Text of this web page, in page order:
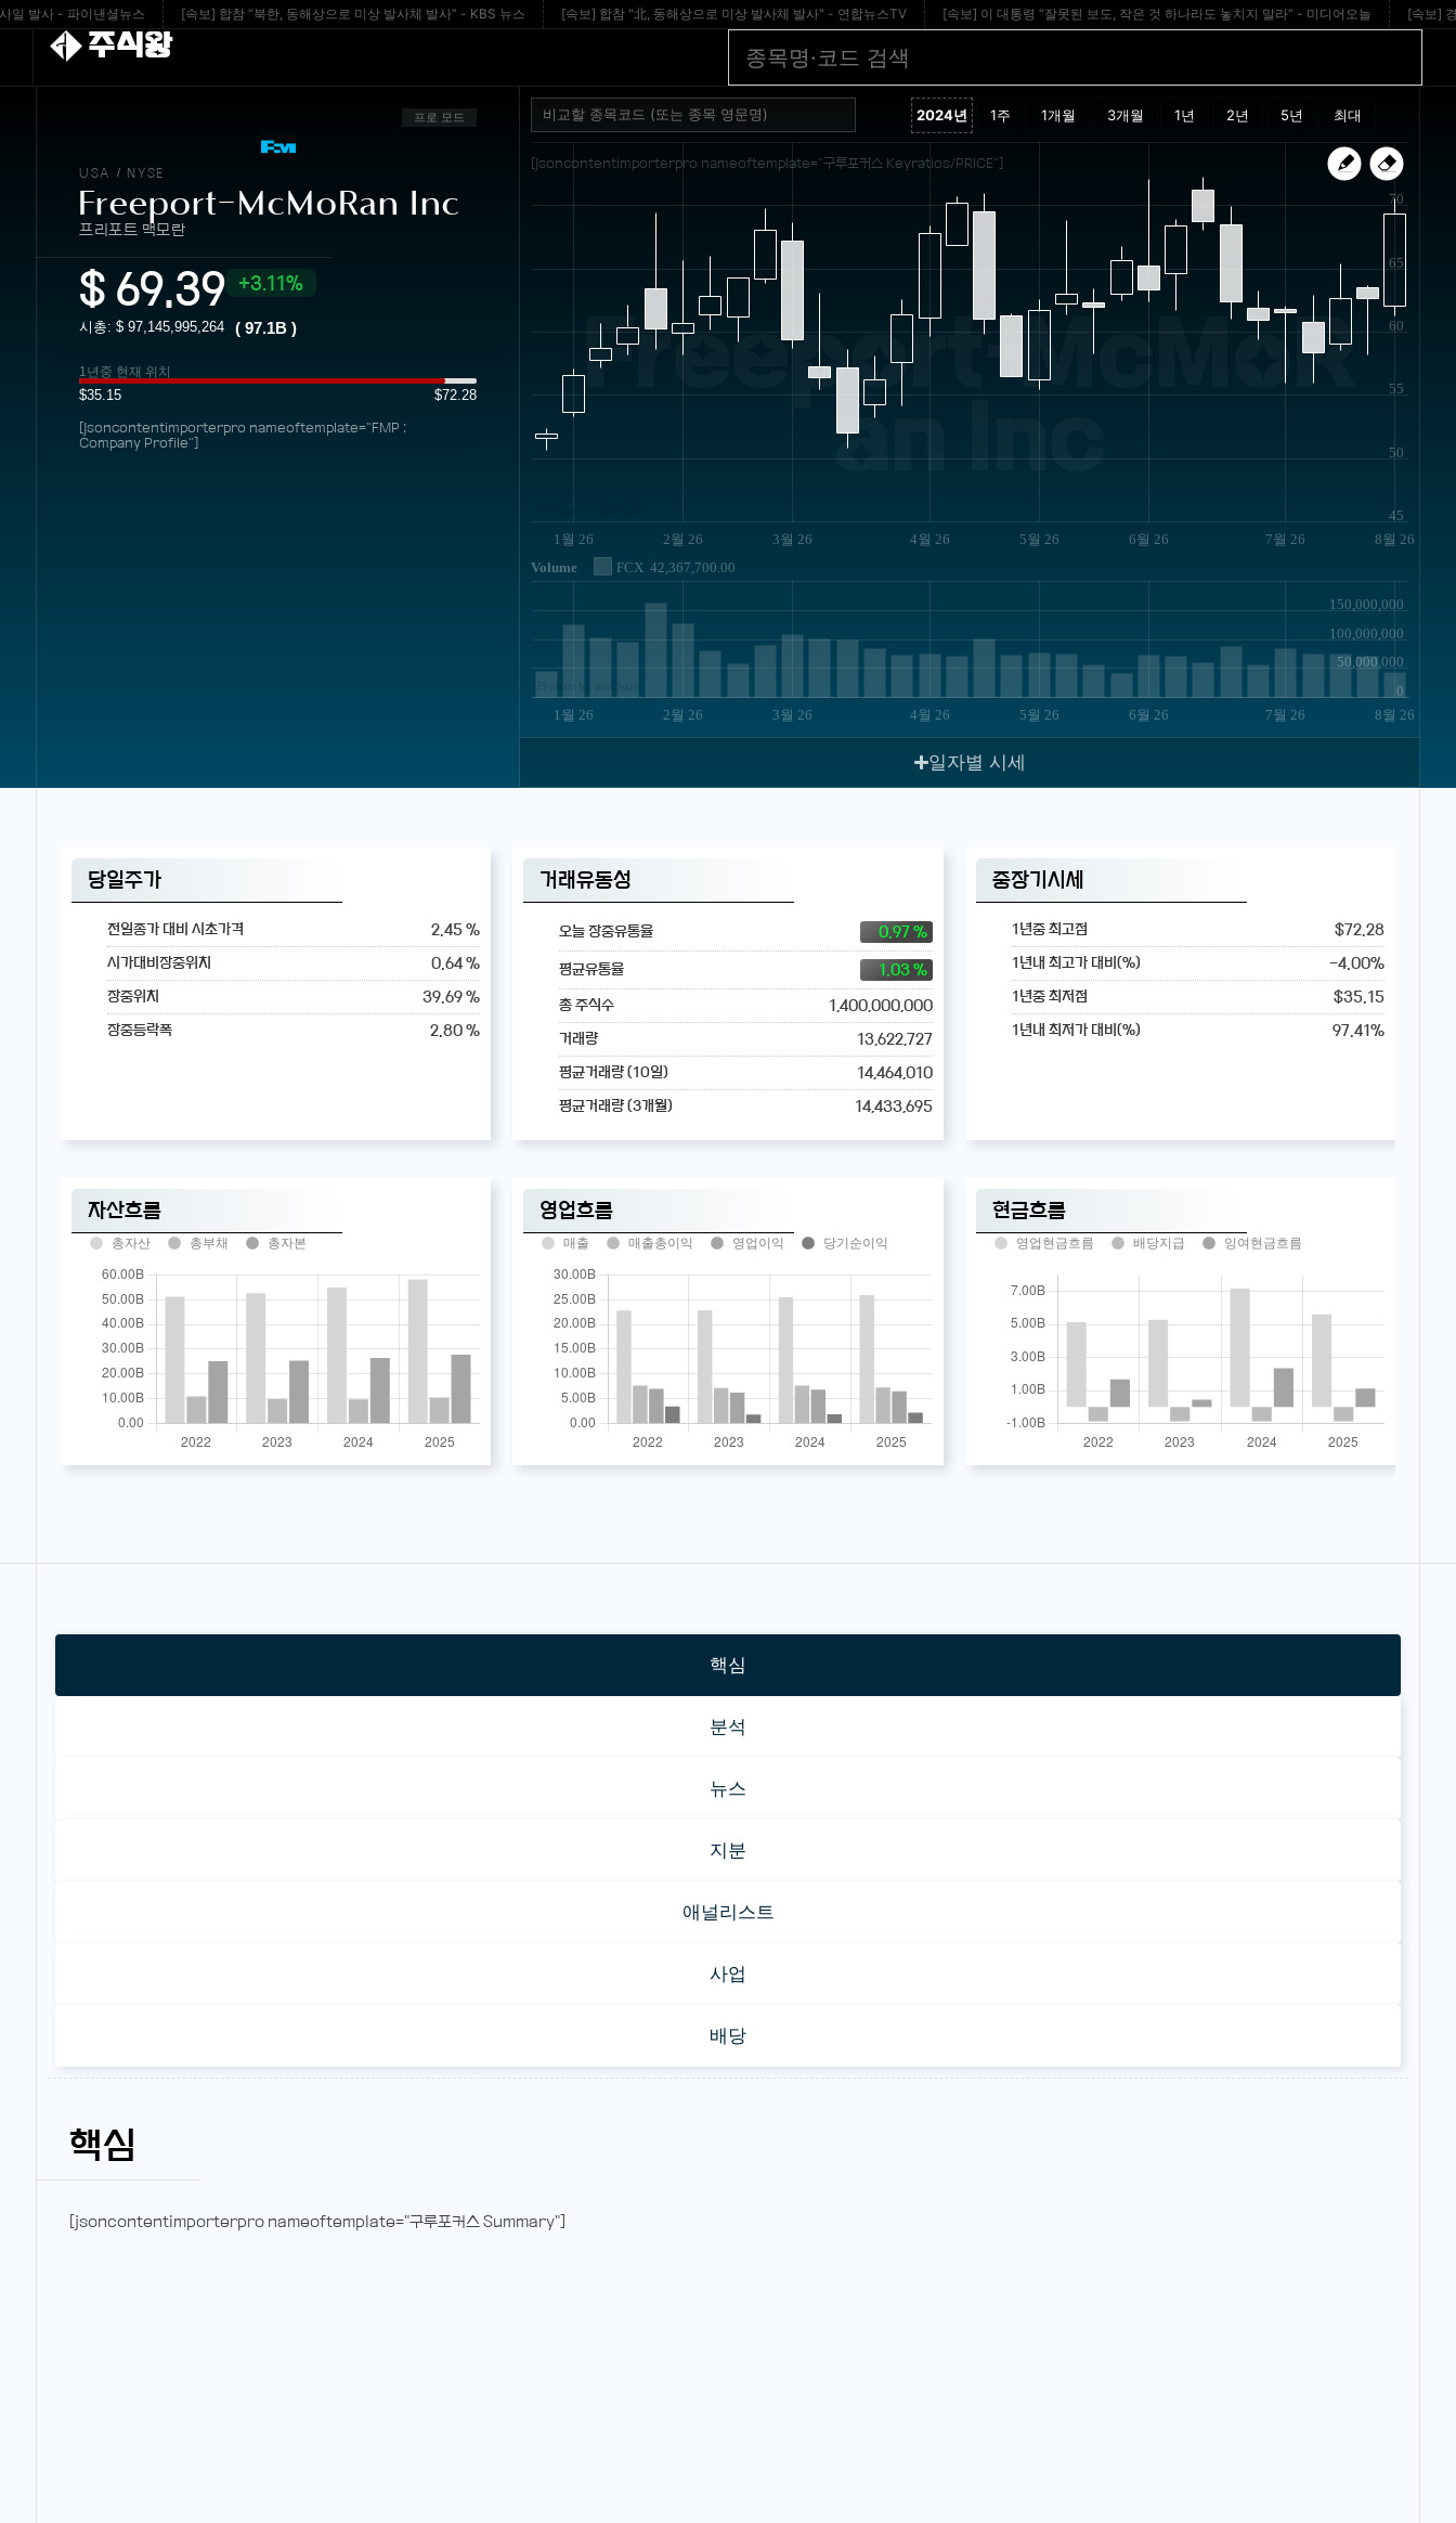
- 파이낸셜뉴스 [속보] 합참 “북한, 동해상으로 미상 발사체 발사” - KBS 뉴스 [속보] 합참 "北, 동해상으로 미상 발사체 발사" - 연합뉴스TV [속보] 이 대통령 “잘못된 보도, 작은 것 하나라도 놓치지 말라” - 미디어오늘 [속보] 경찰, ‘
주식왕
프로 모드
USA / NYSE
Freeport-McMoRan Inc
프리포트 맥모란
$ 69.39 3.11%
시총: $ 97,145,995,264 ( 97.1B )
1년중 현재 위치
$35.15 $72.28
[jsoncontentimporterpro nameoftemplate="FMP :
Company Profile"]
Freeport-McMoR
an Inc
[jsoncontentimporterpro nameoftemplate="구루포커스 Keyratios/PRICE"]
1월 26 2월 26 3월 26 4월 26 5월 26 6월 26 7월 26 8월 26
45
50
55
60
65
70
Volume FCX 42,367,700.00
1월 26 2월 26 3월 26 4월 26 5월 26 6월 26 7월 26 8월 26
0
50,000,000
100,000,000
150,000,000
일자별 시세
당일주가
전일종가 대비 시초가격 2.45 %
시가대비장중위치 0.64 %
장중위치 39.69 %
장중등락폭 2.80 %
거래유동성
오늘 장중유통율 0.97 %
평균유통율 1.03 %
총 주식수 1,400,000,000
거래량 13,622,727
평균거래량 (10일) 14,464,010
평균거래량 (3개월) 14,433,695
중장기시세
1년중 최고점 $72.28
1년내 최고가 대비(%) -4.00%
1년중 최저점 $35.15
1년내 최저가 대비(%) 97.41%
자산흐름
총자산 총부채 총자본
영업흐름
매출 매출총이익 영업이익 당기순이익
현금흐름
영업현금흐름 배당지급 잉여현금흐름
핵심
분석
뉴스
지분
애널리스트
사업
배당
핵심
[jsoncontentimporterpro nameoftemplate="구루포커스 Summary"]